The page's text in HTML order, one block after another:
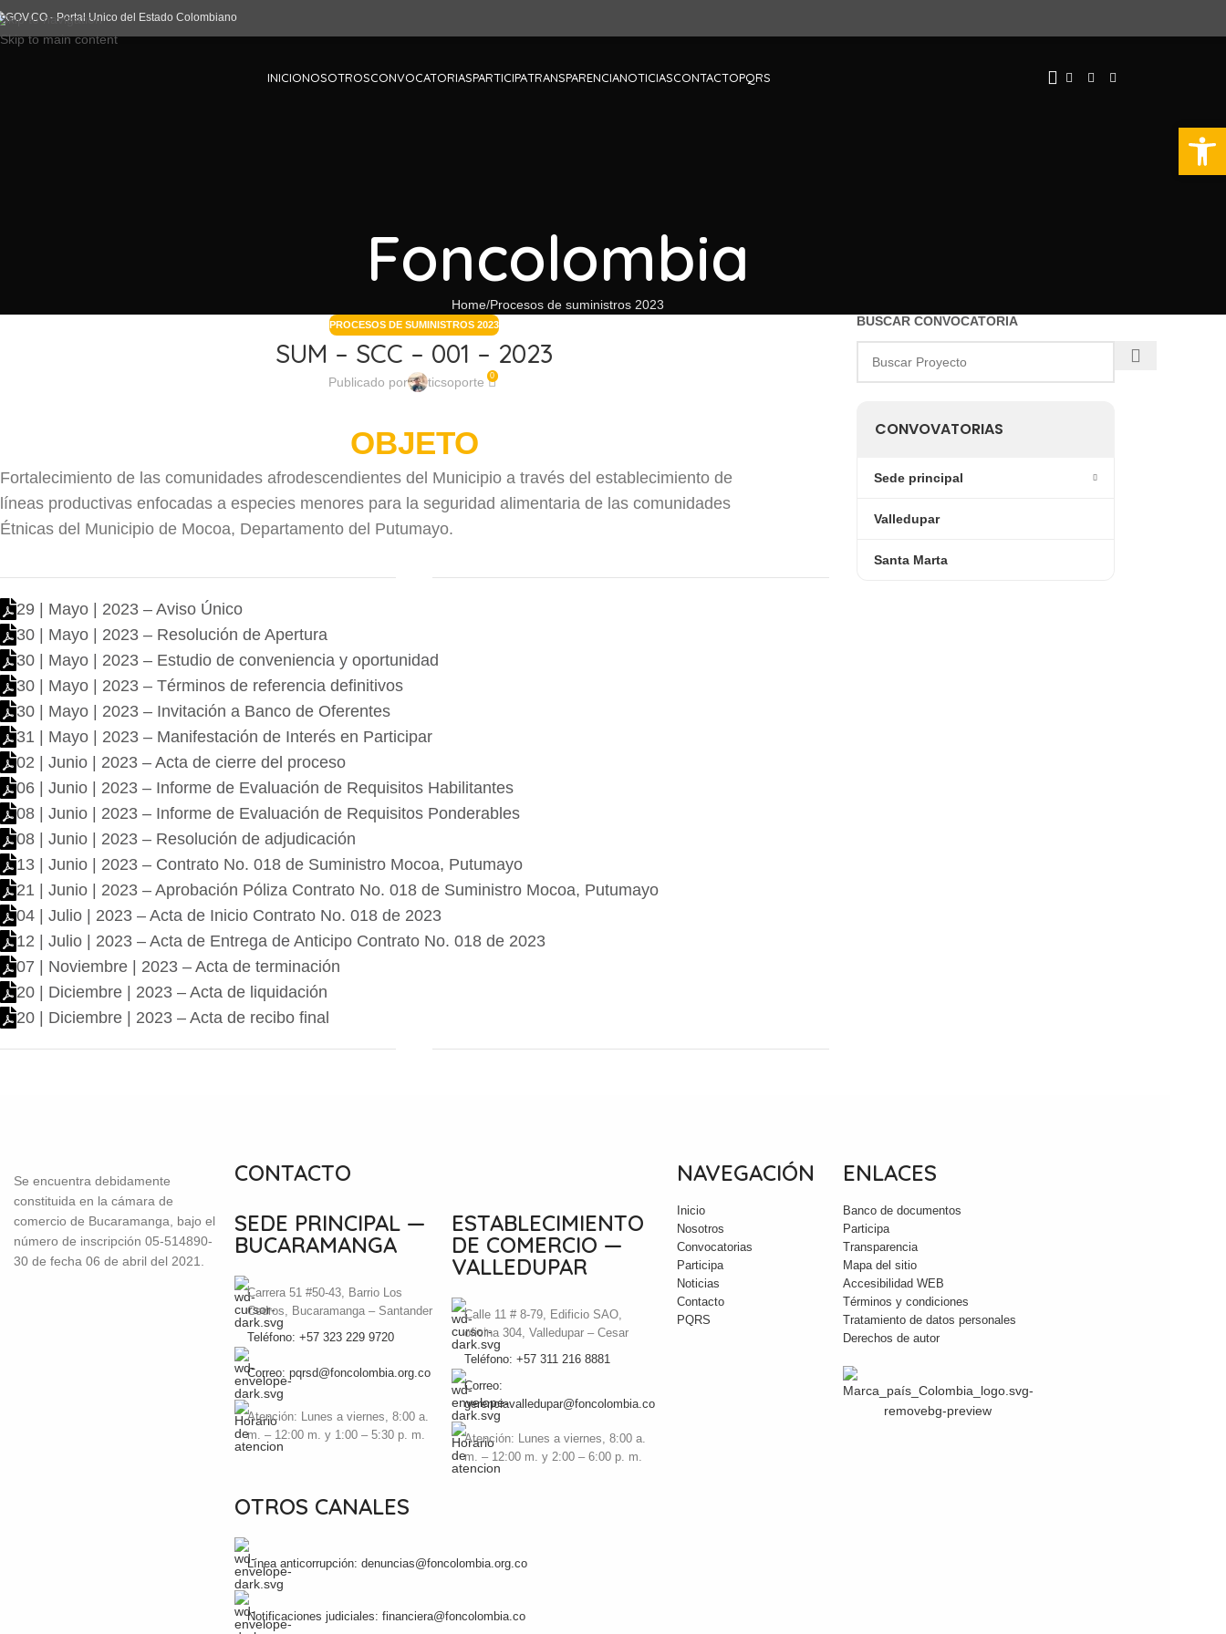
Skip to navigation
Skip to main content
INICIONOSOTROSCONVOCATORIASPARTICIPATRANSPARENCIANOTICIASCONTACTOPQRS
Foncolombia
Home Procesos de suministros 2023
PROCESOS DE SUMINISTROS 2023
SUM – SCC – 001 – 2023
Publicado por ticsoporte 0
OBJETO
Fortalecimiento de las comunidades afrodescendientes del Municipio a través del establecimiento de
líneas productivas enfocadas a especies menores para la seguridad alimentaria de las comunidades
Étnicas del Municipio de Mocoa, Departamento del Putumayo.
29 | Mayo | 2023 – Aviso Único
30 | Mayo | 2023 – Resolución de Apertura
30 | Mayo | 2023 – Estudio de conveniencia y oportunidad
30 | Mayo | 2023 – Términos de referencia definitivos
30 | Mayo | 2023 – Invitación a Banco de Oferentes
31 | Mayo | 2023 – Manifestación de Interés en Participar
02 | Junio | 2023 – Acta de cierre del proceso
06 | Junio | 2023 – Informe de Evaluación de Requisitos Habilitantes
08 | Junio | 2023 – Informe de Evaluación de Requisitos Ponderables
08 | Junio | 2023 – Resolución de adjudicación
13 | Junio | 2023 – Contrato No. 018 de Suministro Mocoa, Putumayo
21 | Junio | 2023 – Aprobación Póliza Contrato No. 018 de Suministro Mocoa, Putumayo
04 | Julio | 2023 – Acta de Inicio Contrato No. 018 de 2023
12 | Julio | 2023 – Acta de Entrega de Anticipo Contrato No. 018 de 2023
07 | Noviembre | 2023 – Acta de terminación
20 | Diciembre | 2023 – Acta de liquidación
20 | Diciembre | 2023 – Acta de recibo final
BUSCAR CONVOCATORIA
CONVOVATORIAS
Sede principal
Valledupar
Santa Marta
Se encuentra debidamente
constituida en la cámara de
comercio de Bucaramanga, bajo el
número de inscripción 05-514890-
30 de fecha 06 de abril del 2021.
CONTACTO
SEDE PRINCIPAL —
BUCARAMANGA
Carrera 51 #50-43, Barrio Los
Cedros, Bucaramanga – Santander
Teléfono: +57 323 229 9720
Correo: pqrsd@foncolombia.org.co
Atención: Lunes a viernes, 8:00 a.
m. – 12:00 m. y 1:00 – 5:30 p. m.
ESTABLECIMIENTO
DE COMERCIO —
VALLEDUPAR
Calle 11 # 8-79, Edificio SAO,
oficina 304, Valledupar – Cesar
Teléfono: +57 311 216 8881
Correo:
gerenciavalledupar@foncolombia.co
Atención: Lunes a viernes, 8:00 a.
m. – 12:00 m. y 2:00 – 6:00 p. m.
OTROS CANALES
Línea anticorrupción: denuncias@foncolombia.org.co
Notificaciones judiciales: financiera@foncolombia.co
NAVEGACIÓN
Inicio
Nosotros
Convocatorias
Participa
Noticias
Contacto
PQRS
ENLACES
Banco de documentos
Participa
Transparencia
Mapa del sitio
Accesibilidad WEB
Términos y condiciones
Tratamiento de datos personales
Derechos de autor
Abrir